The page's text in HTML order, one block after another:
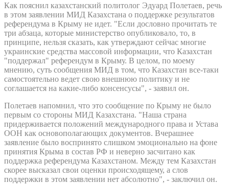
Как пояснил казахстанский политолог Эдуард Полетаев, речь
в этом заявлении МИД Казахстана о поддержке результатов
референдума в Крыму не идет. "Если дословно прочитать те
три абзаца, которые министерство опубликовало, то, в
принципе, нельзя сказать, как утверждают сейчас многие
украинские средства массовой информации, что Казахстан
"поддержал" референдум в Крыму. В целом, по моему
мнению, суть сообщения МИД в том, что Казахстан все-таки
самостоятельно ведет свою внешнюю политику и не
соглашается на какие-либо консенсусы", - заявил он.
Полетаев напомнил, что это сообщение по Крыму не было
первым со стороны МИД Казахстана. "Наша страна
придерживается положений международного права и Устава
ООН как основополагающих документов. Вчерашнее
заявление было воспринято слишком эмоционально на фоне
принятия Крыма в состав РФ и неверно засчитано как
поддержка референдума Казахстаном. Между тем Казахстан
скорее высказал свои оценки происходящему, а слов
поддержки в этом заявлении нет абсолютно", - заключил он.